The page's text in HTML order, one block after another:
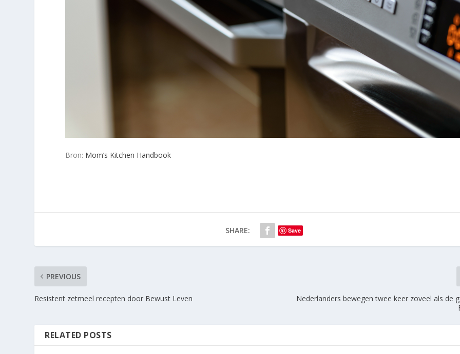
Bron: Mom’s Kitchen Handbook
SHARE: Save
PREVIOUS
Resistent zetmeel recepten door Bewust Leven
Nederlanders bewegen twee keer zoveel als de
RELATED POSTS